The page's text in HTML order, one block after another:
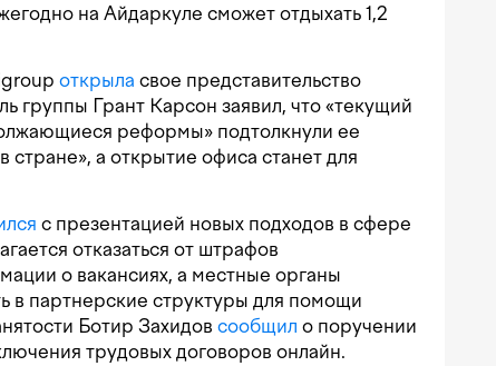
на Айдаркуле сможет отдыхать 1,2
открыла свое представительство
группы Грант Карсон заявил, что «текущий
реформы» подтолкнули ее
стране», а открытие офиса станет для
с презентацией новых подходов в сфере
отказаться от штрафов
о вакансиях, а местные органы
в партнерские структуры для помощи
Ботир Захидов сообщил о поручении
трудовых договоров онлайн.